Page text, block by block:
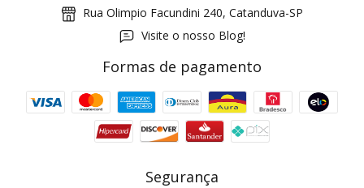
Rua Olimpio Facundini 240, Catanduva-SP
Visite o nosso Blog!
Formas de pagamento
Segurança
Cupom 1a compra: GANHE5